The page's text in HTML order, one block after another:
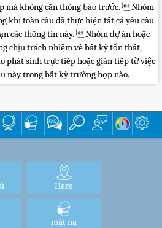
mà không cần thông báo trước. Nhóm
khí toàn cầu đã thực hiện tất cả yêu cầu
các thông tin này. Nhóm dự án hoặc
chịu trách nhiệm về bất kỳ tổn thất,
phát sinh trực tiếp hoặc gián tiếp từ việc
này trong bất kỳ trường hợp nào.
Here
mặt nạ